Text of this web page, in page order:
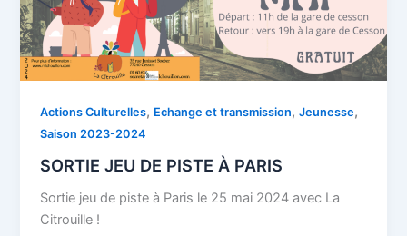
Actions Culturelles, Echange et transmission,Jeunesse,
Saison 2023-2024
SORTIE JEU DE PISTE À PARIS
Sortie jeu de piste à Paris le 25 mai 2024 avec La
Citrouille !